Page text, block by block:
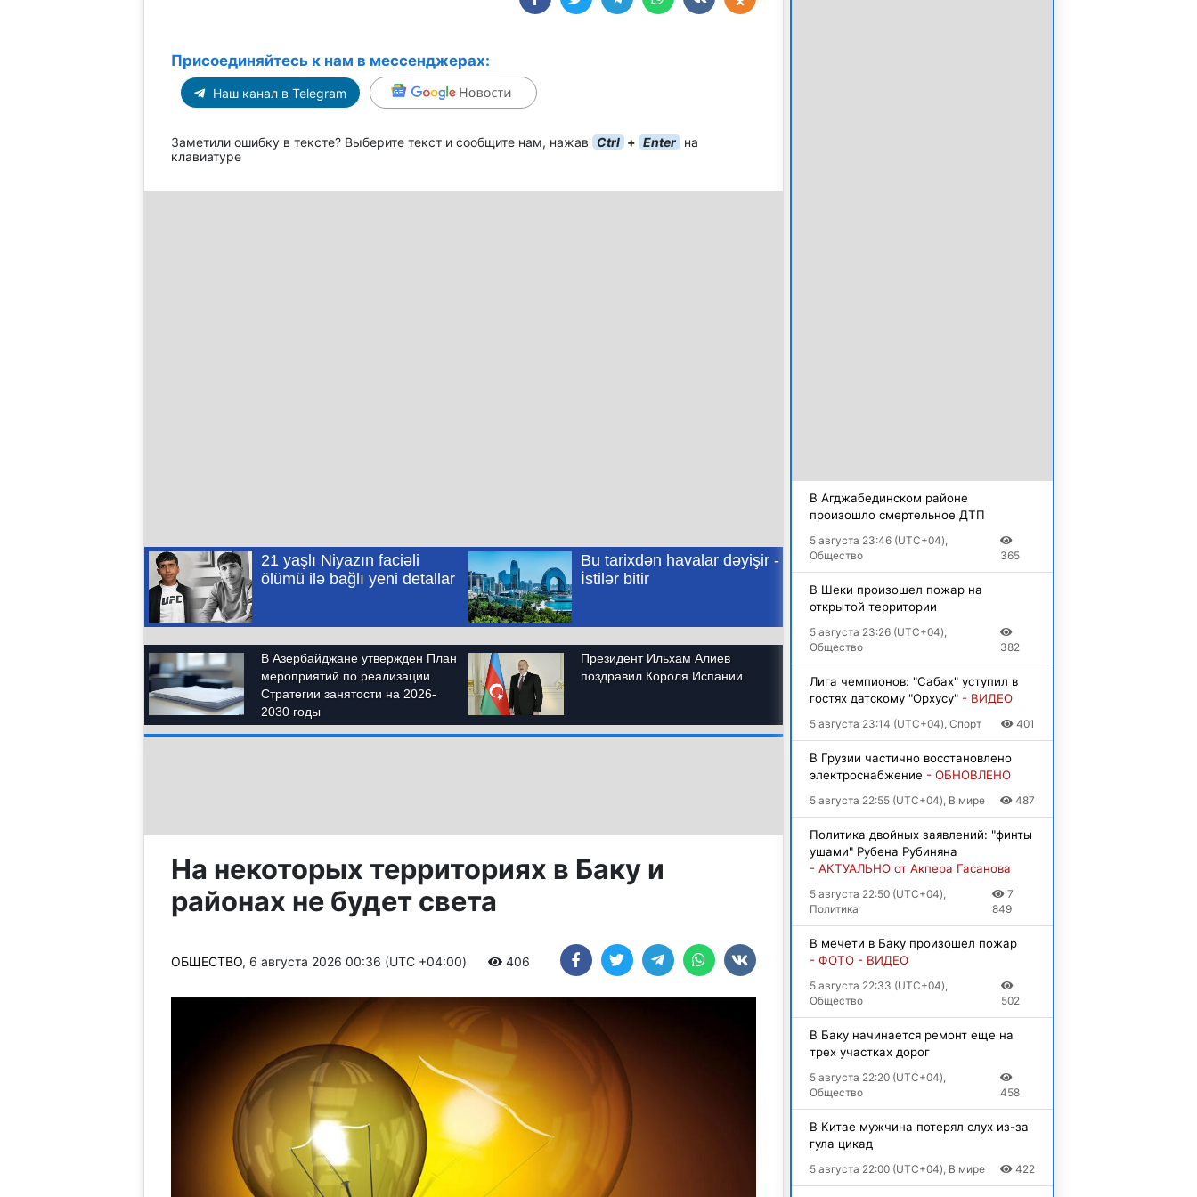
Присоединяйтесь к нам в мессенджерах:
Наш канал в Telegram
Заметили ошибку в тексте? Выберите текст и сообщите нам, нажав Ctrl + Enter на
клавиатуре
На некоторых территориях в Баку и
районах не будет света
ОБЩЕСТВО, 6 августа 2026 00:36 (UTC +04:00) 406
В Агджабединском районе
произошло смертельное ДТП
5 августа 23:46 (UTC+04),
Общество
365
В Шеки произошел пожар на
открытой территории
5 августа 23:26 (UTC+04),
Общество
382
Лига чемпионов: "Сабах" уступил в
гостях датскому "Орхусу" - ВИДЕО
5 августа 23:14 (UTC+04), Спорт 401
В Грузии частично восстановлено
электроснабжение - ОБНОВЛЕНО
5 августа 22:55 (UTC+04), В мире 487
Политика двойных заявлений: "финты
ушами" Рубена Рубиняна
- АКТУАЛЬНО от Акпера Гасанова
5 августа 22:50 (UTC+04),
Политика
7
849
В мечети в Баку произошел пожар
- ФОТО - ВИДЕО
5 августа 22:33 (UTC+04),
Общество
502
В Баку начинается ремонт еще на
трех участках дорог
5 августа 22:20 (UTC+04),
Общество
458
В Китае мужчина потерял слух из-за
гула цикад
5 августа 22:00 (UTC+04), В мире 422